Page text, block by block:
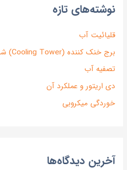
نوشته‌های تازه
قلیائیت آب
برج خنک کننده (Cooling Tower) شرایط ph آب :
تصفیه آب
دی اریتور و عملکرد آن
خوردگی میکروبی
آخرین دیدگاه‌ها